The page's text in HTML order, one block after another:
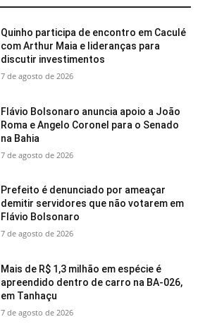
Quinho participa de encontro em Caculé
com Arthur Maia e lideranças para
discutir investimentos
7 de agosto de 2026
Flávio Bolsonaro anuncia apoio a João
Roma e Angelo Coronel para o Senado
na Bahia
7 de agosto de 2026
Prefeito é denunciado por ameaçar
demitir servidores que não votarem em
Flávio Bolsonaro
7 de agosto de 2026
Mais de R$ 1,3 milhão em espécie é
apreendido dentro de carro na BA-026,
em Tanhaçu
7 de agosto de 2026